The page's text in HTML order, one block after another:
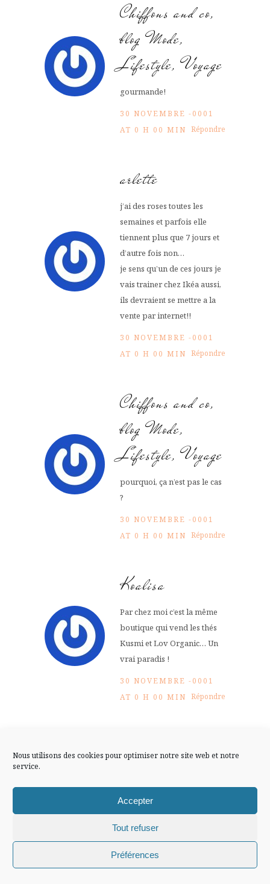
Nous utilisons des cookies pour optimiser notre site web et notre
service.
Accepter
Tout refuser
Préférences
Chiffons and co,
blog Mode,
Lifestyle, Voyage
gourmande!
30 NOVEMBRE -0001
AT 0 H 00 MIN Répondre
arlette
j’ai des roses toutes les
semaines et parfois elle
tiennent plus que 7 jours et
d’autre fois non…
je sens qu’un de ces jours je
vais trainer chez Ikéa aussi,
ils devraient se mettre a la
vente par internet!!
30 NOVEMBRE -0001
AT 0 H 00 MIN Répondre
Chiffons and co,
blog Mode,
Lifestyle, Voyage
pourquoi, ça n’est pas le cas
?
30 NOVEMBRE -0001
AT 0 H 00 MIN Répondre
Koalisa
Par chez moi c’est la même
boutique qui vend les thés
Kusmi et Lov Organic… Un
vrai paradis !
30 NOVEMBRE -0001
AT 0 H 00 MIN Répondre
Chiffons and co,
Lifestyle, Voyage
je les ai commandés en ligne
parce que je ne suis pas sûre
d’en trouver dans ma ville!
FLUX INSTA
Suivre sur Instagram